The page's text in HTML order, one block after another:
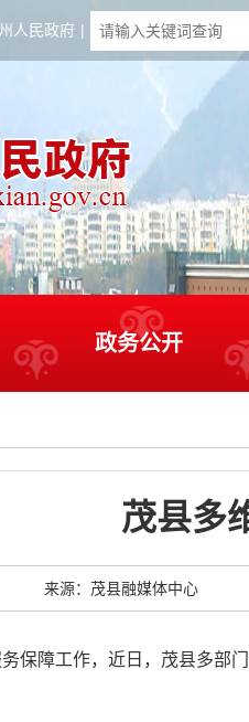
人民政府 |
政务公开
茂县多
来源：茂县融媒体中心
保障工作，近日，茂县多部